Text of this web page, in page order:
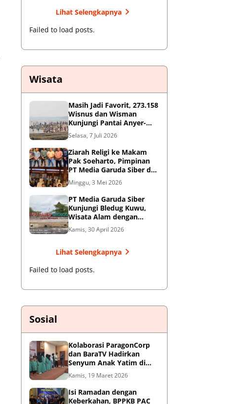
Lihat Selengkapnya
Failed to load posts.
Wisata
Masih Jadi Favorit, 273.158
Wisnus dan Wisman
Kunjungi Pantai Anyer-
Cinangka Selama Libur
Sekolah
Selasa, 7 Juli 2026
Ziarah Religi ke Makam
Pak Soeharto, Pimpinan
PT Media Garuda Siber dan
Redaksi Hormati Jasa Sang
Jendral Besar
Minggu, 3 Mei 2026
PT Media Garuda Siber
Kunjungi Bledug Kuwu,
Wisata Alam dengan
Segudang Keunikan dan
Potensi UMKM
Kamis, 30 April 2026
Lihat Selengkapnya
Failed to load posts.
Sosial
Kolaborasi ParagonCorp
dan BaraTV Hadirkan
Senyum Anak Yatim di
Hotel Le Semar Tangerang
Kamis, 19 Maret 2026
Isi Ramadan dengan
Keberkahan, BPPKB PAC